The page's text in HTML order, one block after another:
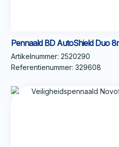
Pennaald BD AutoShield Duo
Artikelnummer: 2520290
Referentienummer: 329608